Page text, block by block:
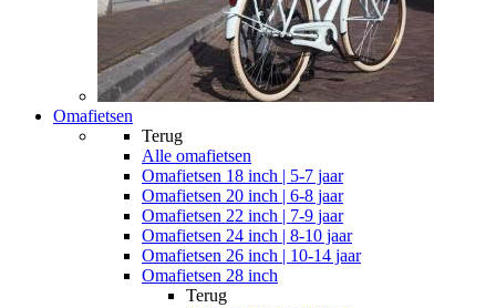
Omafietsen
Terug
Alle omafietsen
Omafietsen 18 inch | 5-7 jaar
Omafietsen 20 inch | 6-8 jaar
Omafietsen 22 inch | 7-9 jaar
Omafietsen 24 inch | 8-10 jaar
Omafietsen 26 inch | 10-14 jaar
Omafietsen 28 inch
Terug